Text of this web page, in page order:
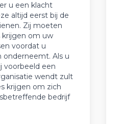
u een klacht
altijd eerst bij de
Zij moeten
krijgen om uw
voordat u
onderneemt. Als u
voorbeeld een
wendt zult
krijgen om zich
bedrijf